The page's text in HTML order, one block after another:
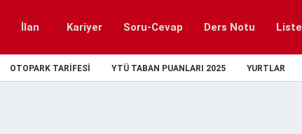
İlan Kariyer Soru-Cevap Ders Notu Liste
OTOPARK TARIFESI YTÜ TABAN PUANLARI 2025 YURTLAR